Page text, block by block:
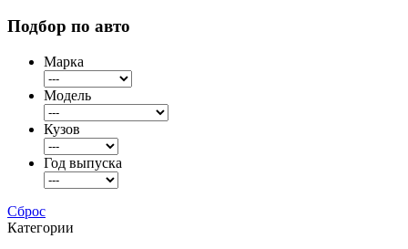
Подбор по авто
Марка
Модель
Кузов
Год выпуска
Сброс
Категории